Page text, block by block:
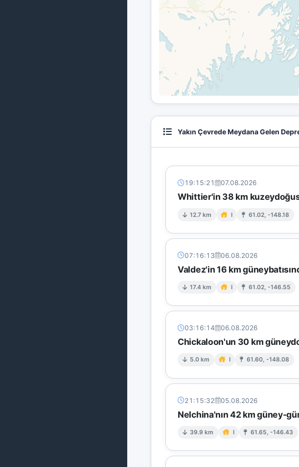
Yakın Çevrede Meydana Gelen
19:15:21 07.08.2026
Whittier'in 38 km
12.7 km I 61.02, -148.18
07:16:13 06.08.2026
Valdez'in 16 km
17.4 km I 61.02, -146.55
03:16:14 06.08.2026
Chickaloon'un 30 km
5.0 km I 61.60, -148.08
21:15:32 05.08.2026
Nelchina'nın 42 km güney-
39.9 km I 61.65, -146.43